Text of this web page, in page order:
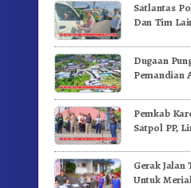
Satlantas
Dan Tim
Dugaan
Pemandian
Videokan!
Pemkab
Satpol PP,
Gerak Jalan
Untuk